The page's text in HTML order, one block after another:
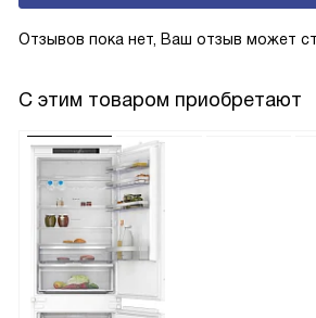
Отзывов пока нет, Ваш отзыв может
С этим товаром приобретают